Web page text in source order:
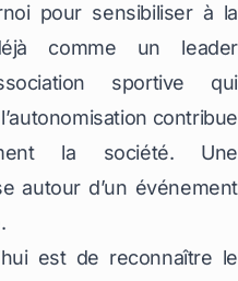
pour sensibiliser à la
comme un leader
sportive qui
contribue
la société. Une
autour d’un événement
est de reconnaître le